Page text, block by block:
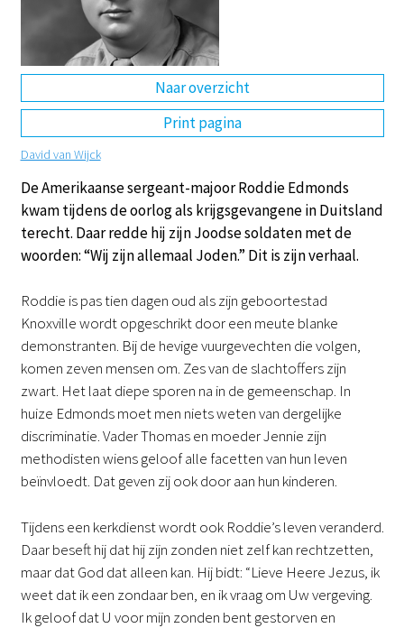
Naar overzicht
Print pagina
David van Wijck
De Amerikaanse sergeant-majoor Roddie Edmonds
kwam tijdens de oorlog als krijgsgevangene in Duitsland
terecht. Daar redde hij zijn Joodse soldaten met de
woorden: “Wij zijn allemaal Joden.” Dit is zijn verhaal.
Roddie is pas tien dagen oud als zijn geboortestad
Knoxville wordt opgeschrikt door een meute blanke
demonstranten. Bij de hevige vuurgevechten die volgen,
komen zeven mensen om. Zes van de slachtoffers zijn
zwart. Het laat diepe sporen na in de gemeenschap. In
huize Edmonds moet men niets weten van dergelijke
discriminatie. Vader Thomas en moeder Jennie zijn
methodisten wiens geloof alle facetten van hun leven
beïnvloedt. Dat geven zij ook door aan hun kinderen.
Tijdens een kerkdienst wordt ook Roddie’s leven veranderd.
Daar beseft hij dat hij zijn zonden niet zelf kan rechtzetten,
maar dat God dat alleen kan. Hij bidt: “Lieve Heere Jezus, ik
weet dat ik een zondaar ben, en ik vraag om Uw vergeving.
Ik geloof dat U voor mijn zonden bent gestorven en
DE EN